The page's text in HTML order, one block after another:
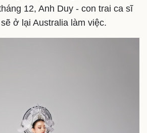
Công nghệ
12, Anh Duy - con trai ca sĩ
ở lại Australia làm việc.